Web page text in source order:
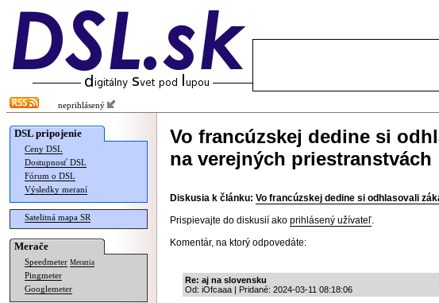
neprihlásený
DSL pripojenie
Ceny DSL
Dostupnosť DSL
Fórum o DSL
Výsledky meraní
Satelitná mapa SR
Merače
Speedmeter Merania
Pingmeter
Googlemeter
Vo francúzskej dedine si
na verejných priestranstvách
Diskusia k článku: Vo francúzskej dedine si odhlasovali
Prispievajte do diskusií ako prihlásený užívateľ.
Komentár, na ktorý odpovedáte:
Re: aj na slovensku
Od: iOfcaaa | Pridané: 2024-03-11 08:18:06